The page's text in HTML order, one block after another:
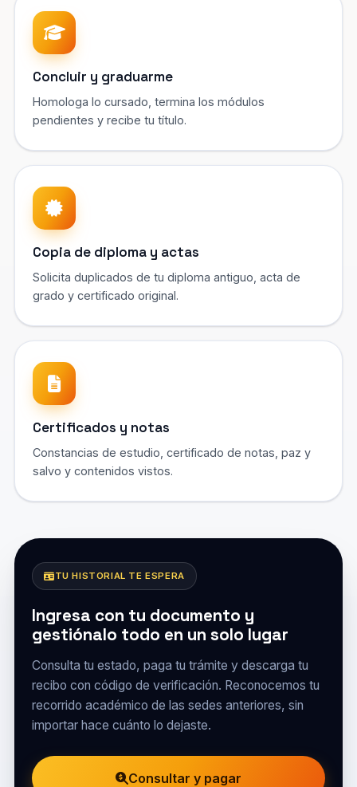
Concluir y graduarme
Homologa lo cursado, termina los módulos
pendientes y recibe tu título.
Copia de diploma y actas
Solicita duplicados de tu diploma antiguo, acta de
grado y certificado original.
Certificados y notas
Constancias de estudio, certificado de notas, paz y
salvo y contenidos vistos.
TU HISTORIAL TE ESPERA
Ingresa con tu documento y
gestiónalo todo en un solo lugar
Consulta tu estado, paga tu trámite y descarga tu
recibo con código de verificación. Reconocemos tu
recorrido académico de las sedes anteriores, sin
importar hace cuánto lo dejaste.
Consultar y pagar